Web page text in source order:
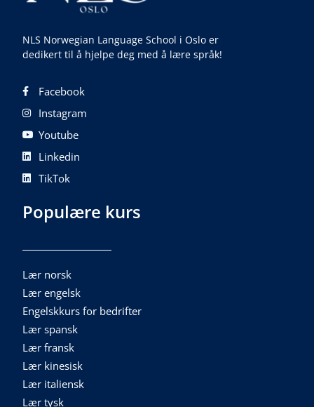
NLS Norwegian Language School i Oslo er
dedikert til å hjelpe deg med å lære språk!
Facebook
Instagram
Youtube
Linkedin
TikTok
Populære kurs
Lær norsk
Lær engelsk
Engelskkurs for bedrifter
Lær spansk
Lær fransk
Lær kinesisk
Lær italiensk
Lær tysk